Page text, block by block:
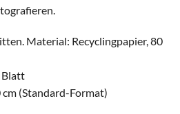
Material: Recyclingpapier, 80
Blatt
(Standard-Format)